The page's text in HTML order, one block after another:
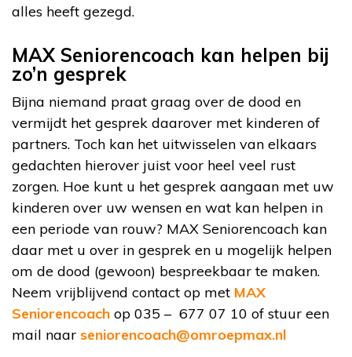
alles heeft gezegd.
MAX Seniorencoach kan helpen bij
zo’n gesprek
Bijna niemand praat graag over de dood en
vermijdt het gesprek daarover met kinderen of
partners. Toch kan het uitwisselen van elkaars
gedachten hierover juist voor heel veel rust
zorgen. Hoe kunt u het gesprek aangaan met uw
kinderen over uw wensen en wat kan helpen in
een periode van rouw? MAX Seniorencoach kan
daar met u over in gesprek en u mogelijk helpen
om de dood (gewoon) bespreekbaar te maken.
Neem vrijblijvend contact op met MAX
Seniorencoach op 035 – 677 07 10 of stuur een
mail naar seniorencoach@omroepmax.nl